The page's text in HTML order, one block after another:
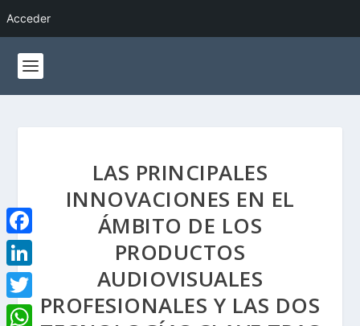
Acceder
LAS PRINCIPALES
INNOVACIONES EN EL
ÁMBITO DE LOS
PRODUCTOS
AUDIOVISUALES
PROFESIONALES Y LAS DOS
F
a
c
L
iT